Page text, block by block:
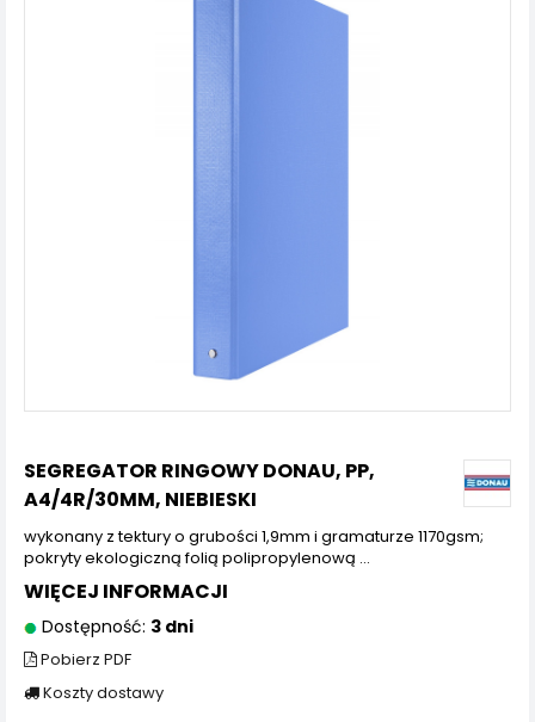
SEGREGATOR RINGOWY DONAU, PP,
A4/4R/30MM, NIEBIESKI
wykonany z tektury o grubości 1,9mm i gramaturze 1170gsm;
pokryty ekologiczną folią polipropylenową ...
WIĘCEJ INFORMACJI
Dostępność: 3 dni
Pobierz PDF
Koszty dostawy